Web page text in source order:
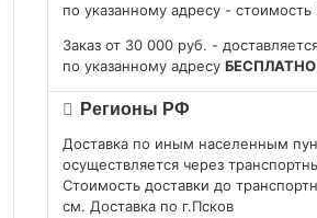
по указанному адресу - стоимость
Заказ от 30 000 руб. -
по указанному адресу БЕСПЛАТНО
Регионы РФ
Доставка по иным населенным
осуществляется через
Стоимость доставки до
см. Доставка по г.Псков